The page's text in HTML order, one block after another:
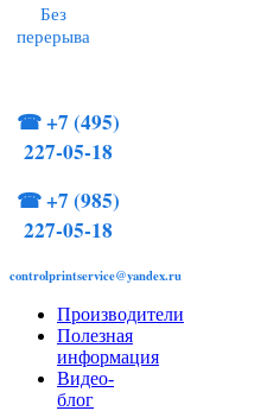
Без
перерыва
☎+7 (495)
227-05-18
☎+7 (985)
227-05-18
controlprintservice@yandex.ru
Производители
Полезная
информация
Видео-
блог